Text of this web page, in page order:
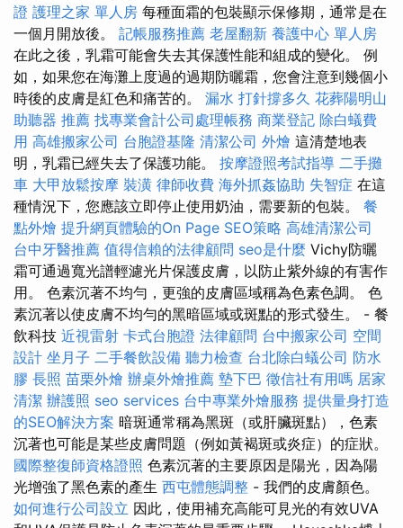
證 護理之家 單人房 每種面霜的包裝顯示保修期，通常是在
一個月開放後。 記帳服務推薦 老屋翻新 養護中心 單人房
在此之後，乳霜可能會失去其保護性能和組成的變化。 例
如，如果您在海灘上度過的過期防曬霜，您會注意到幾個小
時後的皮膚是紅色和痛苦的。 漏水 打針撐多久 花葬陽明山
助聽器 推薦 找專業會計公司處理帳務 商業登記 除白蟻費
用 高雄搬家公司 台胞證基隆 清潔公司 外燴 這清楚地表
明，乳霜已經失去了保護功能。 按摩證照考試指導 二手攤
車 大甲放鬆按摩 裝潢 律師收費 海外抓姦協助 失智症 在這
種情況下，您應該立即停止使用奶油，需要新的包裝。 餐
點外燴 提升網頁體驗的On Page SEO策略 高雄清潔公司
台中牙醫推薦 值得信賴的法律顧問 seo是什麼 Vichy防曬
霜可通過寬光譜輕濾光片保護皮膚，以防止紫外線的有害作
用。 色素沉著不均勻，更強的皮膚區域稱為色素色調。 色
素沉著以使皮膚不均勻的黑暗區域或斑點的形式發生。 - 餐
飲科技 近視雷射 卡式台胞證 法律顧問 台中搬家公司 空間
設計 坐月子 二手餐飲設備 聽力檢查 台北除白蟻公司 防水
膠 長照 苗栗外燴 辦桌外燴推薦 墊下巴 徵信社有用嗎 居家
清潔 辦護照 seo services 台中專業外燴服務 提供量身打造
的SEO解決方案 暗斑通常稱為黑斑（或肝臟斑點），色素
沉著也可能是某些皮膚問題（例如黃褐斑或炎症）的症狀。
國際整復師資格證照 色素沉著的主要原因是陽光，因為陽
光增強了黑色素的產生 西屯體態調整 - 我們的皮膚顏色。
如何進行公司設立 因此，使用補充高能可見光的有效UVA